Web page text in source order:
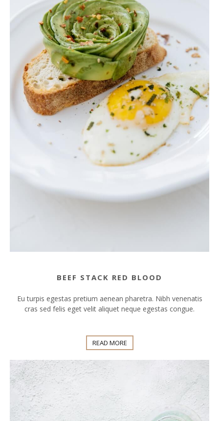
BEEF STACK RED BLOOD
Eu turpis egestas pretium aenean pharetra. Nibh venenatis
cras sed felis eget velit aliquet neque egestas congue.
READ MORE